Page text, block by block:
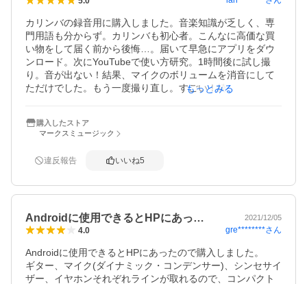
カリンバの録音用に購入しました。音楽知識が乏しく、専
門用語も分からず。カリンバも初心者。こんなに高価な買
い物をして届く前から後悔…。届いて早急にアプリをダウ
ンロード。次にYouTubeで使い方研究。1時間後に試し撮
り。音が出ない！結果、マイクのボリュームを消音にして
ただけでした。もう一度撮り直し。すごい！綺麗な音色。
もっとみる
購入したストア
マークスミュージック
違反報告 いいね5
Androidに使用できるとHPにあっ… 2021/12/05
4.0 gre********さん
Androidに使用できるとHPにあったので購入しました。
ギター、マイク(ダイナミック・コンデンサー)、シンセサイ
ザー、イヤホンそれぞれラインが取れるので、コンパクト